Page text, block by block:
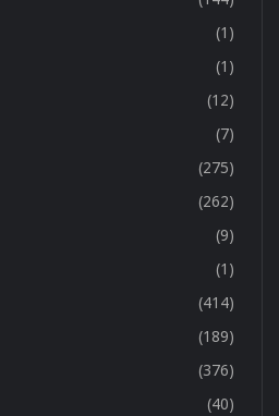
(1)
(1)
(12)
(7)
(275)
(262)
(9)
(1)
(414)
(189)
(376)
(40)